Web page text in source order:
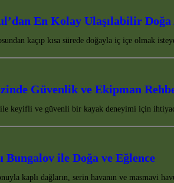
En Kolay Ulaşılabilir Doğa
kaçıp kısa sürede doğayla iç içe olmak
Güvenlik ve Ekipman
keyifli ve güvenli bir kayak deneyimi için
ile Doğa ve Eğlence
kaplı dağların, serin havanın ve masmavi